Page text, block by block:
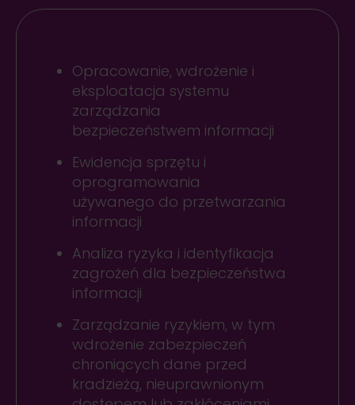
Opracowanie, wdrożenie i
eksploatacja systemu
zarządzania
bezpieczeństwem informacji
Ewidencja sprzętu i
oprogramowania
używanego do przetwarzania
informacji
Analiza ryzyka i identyfikacja
zagrożeń dla bezpieczeństwa
informacji
Zarządzanie ryzykiem, w tym
wdrożenie zabezpieczeń
chroniących dane przed
kradzieżą, nieuprawnionym